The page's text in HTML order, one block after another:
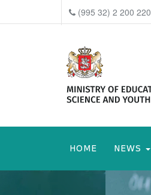
(995 32) 2 200 220
HOME NEWS